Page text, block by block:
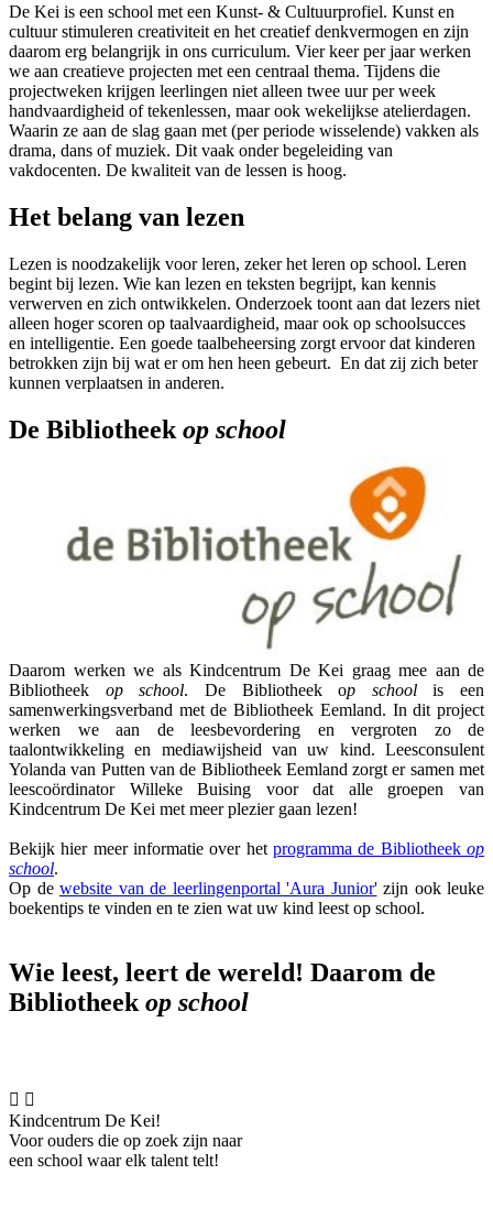
De Kei is een school met een Kunst- & Cultuurprofiel. Kunst en
cultuur stimuleren creativiteit en het creatief denkvermogen en zijn
daarom erg belangrijk in ons curriculum. Vier keer per jaar werken
we aan creatieve projecten met een centraal thema. Tijdens die
projectweken krijgen leerlingen niet alleen twee uur per week
handvaardigheid of tekenlessen, maar ook wekelijkse atelierdagen.
Waarin ze aan de slag gaan met (per periode wisselende) vakken als
drama, dans of muziek. Dit vaak onder begeleiding van
vakdocenten. De kwaliteit van de lessen is hoog.
Het belang van lezen
Lezen is noodzakelijk voor leren, zeker het leren op school. Leren
begint bij lezen. Wie kan lezen en teksten begrijpt, kan kennis
verwerven en zich ontwikkelen. Onderzoek toont aan dat lezers niet
alleen hoger scoren op taalvaardigheid, maar ook op schoolsucces
en intelligentie. Een goede taalbeheersing zorgt ervoor dat kinderen
betrokken zijn bij wat er om hen heen gebeurt. En dat zij zich beter
kunnen verplaatsen in anderen.
De Bibliotheek op school
Daarom werken we als Kindcentrum De Kei graag mee aan de
Bibliotheek op school. De Bibliotheek op schoolis een
samenwerkingsverband met de Bibliotheek Eemland. In dit project
werken we aan de leesbevordering en vergroten zo de
taalontwikkeling en mediawijsheid van uw kind. Leesconsulent
Yolanda van Putten van de Bibliotheek Eemland zorgt er samen met
leescoördinator Willeke Buising voor dat alle groepen van
Kindcentrum De Kei met meer plezier gaan lezen!
Bekijk hier meer informatie over het programma de Bibliotheek op
school.
Op de website van de leerlingenportal 'Aura Junior'zijn ook leuke
boekentips te vinden en te zien wat uw kind leest op school.
Wie leest, leert de wereld! Daarom de
Bibliotheekop school
 
Kindcentrum De Kei!
Voor ouders die op zoek zijn naar
een school waar elk talent telt!